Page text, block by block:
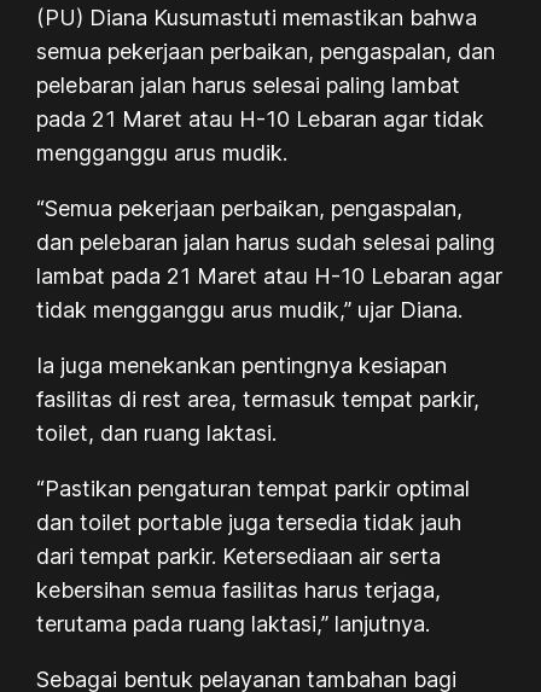
(PU) Diana Kusumastuti memastikan bahwa
semua pekerjaan perbaikan, pengaspalan, dan
pelebaran jalan harus selesai paling lambat
pada 21 Maret atau H-10 Lebaran agar tidak
mengganggu arus mudik.
“Semua pekerjaan perbaikan, pengaspalan,
dan pelebaran jalan harus sudah selesai paling
lambat pada 21 Maret atau H-10 Lebaran agar
tidak mengganggu arus mudik,” ujar Diana.
Ia juga menekankan pentingnya kesiapan
fasilitas di rest area, termasuk tempat parkir,
toilet, dan ruang laktasi.
“Pastikan pengaturan tempat parkir optimal
dan toilet portable juga tersedia tidak jauh
dari tempat parkir. Ketersediaan air serta
kebersihan semua fasilitas harus terjaga,
terutama pada ruang laktasi,” lanjutnya.
Sebagai bentuk pelayanan tambahan bagi